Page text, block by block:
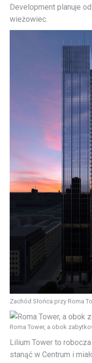
Development planuje
wieżowiec.
Zachód Słońca przy Roma
Roma Tower, a obok
Lilium Tower to
stanąć w Centrum i